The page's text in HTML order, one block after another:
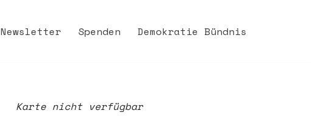
Newsletter Spenden Demokratie Bündnis
Karte nicht verfügbar